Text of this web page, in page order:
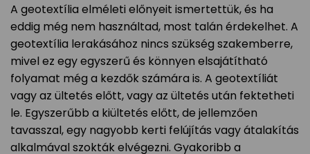
A geotextília elméleti előnyeit ismertettük, és ha
eddig még nem használtad, most talán érdekelhet. A
geotextília lerakásához nincs szükség szakemberre,
mivel ez egy egyszerű és könnyen elsajátítható
folyamat még a kezdők számára is. A geotextíliát
vagy az ültetés előtt, vagy az ültetés után fektetheti
le. Egyszerűbb a kiültetés előtt, de jellemzően
tavasszal, egy nagyobb kerti felújítás vagy átalakítás
alkalmával szokták elvégezni. Gyakoribb a